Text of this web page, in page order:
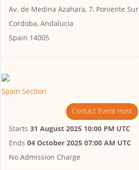
Av. de Medina Azahara, 7, Poniente Sur
Cordoba, Andalucia
Spain 14005
Spain Section
Contact Event Host
Starts 31 August 2025 10:00 PM UTC
Ends 04 October 2025 07:00 AM UTC
No Admission Charge